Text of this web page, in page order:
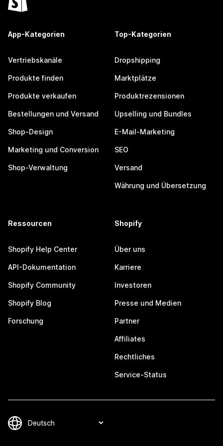
App-Kategorien
Vertriebskanäle
Produkte finden
Produkte verkaufen
Bestellungen und Versand
Shop-Design
Marketing und Conversion
Shop-Verwaltung
Top-Kategorien
Dropshipping
Marktplätze
Produktrezensionen
Upselling und Bundles
E-Mail-Marketing
SEO
Versand
Währung und Übersetzung
Ressourcen
Shopify Help Center
API-Dokumentation
Shopify Community
Shopify Blog
Forschung
Shopify
Über uns
Karriere
Investoren
Presse und Medien
Partner
Affiliates
Rechtliches
Service-Status